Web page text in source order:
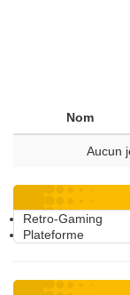
Nom
Aucun
Retro-Gaming
Plateforme